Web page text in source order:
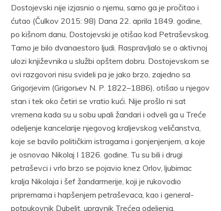
Dostojevski nije izjasnio o njemu, samo ga je pročitao i
ćutao (Čulkov 2015: 98) Dana 22. aprila 1849. godine,
po kišnom danu, Dostojevski je otišao kod Petraševskog.
Tamo je bilo dvanaestoro ljudi. Raspravljalo se o aktivnoj
ulozi književnika u službi opštem dobru. Dostojevskom se
ovi razgovori nisu svideli pa je jako brzo, zajedno sa
Grigorjevim (Grigorьev N. P. 1822–1886), otišao u njegov
stan i tek oko četiri se vratio kući. Nije prošlo ni sat
vremena kada su u sobu upali žandari i odveli ga u Treće
odeljenje kancelarije njegovog kraljevskog veličanstva,
koje se bavilo političkim istragama i gonjenjenjem, a koje
je osnovao Nikolaj I 1826. godine. Tu su bili i drugi
petraševci i vrlo brzo se pojavio knez Orlov, ljubimac
kralja Nikolaja i šef žandarmerije, koji je rukovodio
pripremama i hapšenjem petraševaca, kao i general-
potpukovnik Dubeljt, upravnik Trećeg odeljenja.